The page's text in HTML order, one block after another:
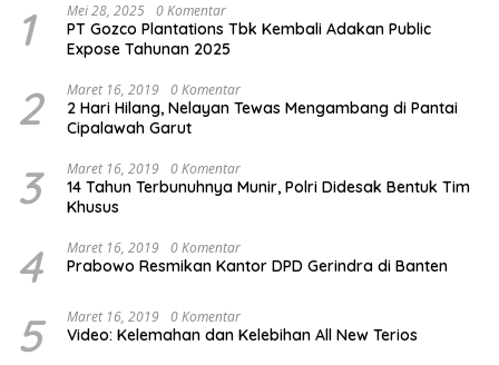
1 Mei 28, 2025 0 Komentar
PT Gozco Plantations Tbk Kembali Adakan Public
Expose Tahunan 2025
2 Maret 16, 2019 0 Komentar
2 Hari Hilang, Nelayan Tewas Mengambang di Pantai
Cipalawah Garut
3 Maret 16, 2019 0 Komentar
14 Tahun Terbunuhnya Munir, Polri Didesak Bentuk Tim
Khusus
4 Maret 16, 2019 0 Komentar
Prabowo Resmikan Kantor DPD Gerindra di Banten
5 Maret 16, 2019 0 Komentar
Video: Kelemahan dan Kelebihan All New Terios